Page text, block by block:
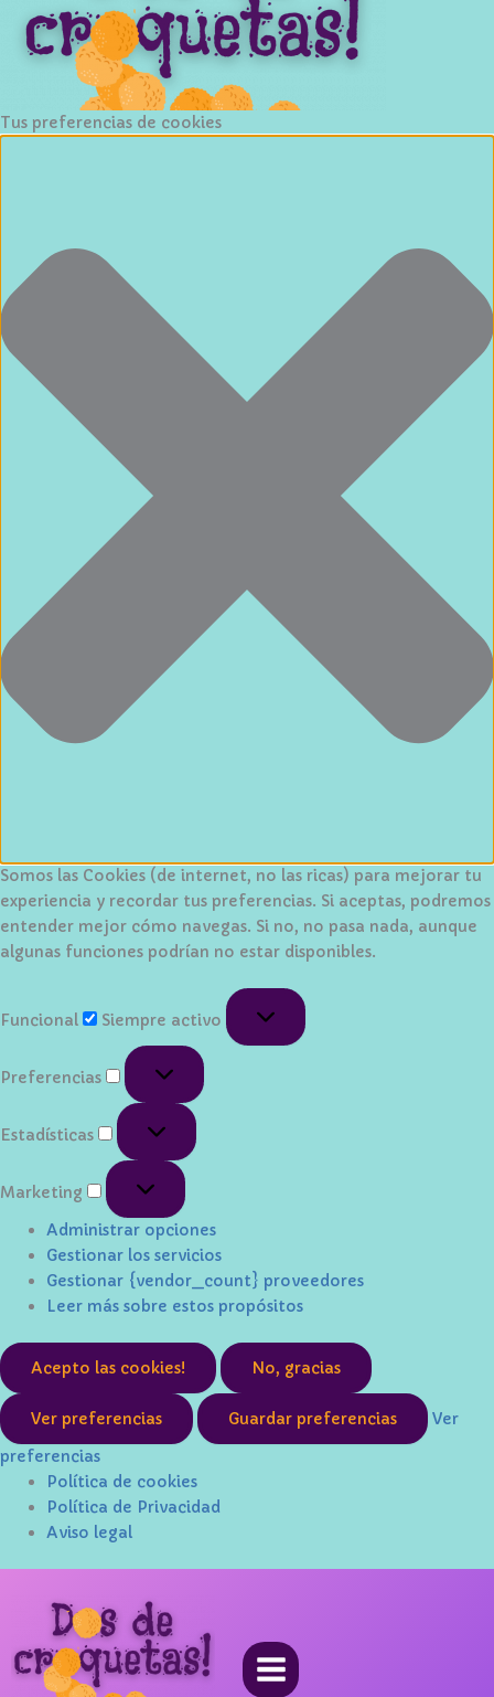
Tus preferencias de cookies
Somos las Cookies (de internet, no las ricas) para mejorar tu
experiencia y recordar tus preferencias. Si aceptas, podremos
entender mejor cómo navegas. Si no, no pasa nada, aunque
algunas funciones podrían no estar disponibles.
Funcional
Siempre activo
Preferencias
Preferencias
Estadísticas
Estadísticas
Marketing
Marketing
Administrar opciones
Gestionar los servicios
Gestionar {vendor_count} proveedores
Leer más sobre estos propósitos
Acepto las cookies! No, gracias
Ver preferencias Guardar preferencias
Ver
preferencias
Política de cookies
Política de Privacidad
Aviso legal
contenido